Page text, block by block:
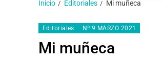
Inicio Editoriales Mi muñeca
Editoriales Nº 9 MARZO 2021
Mi muñeca